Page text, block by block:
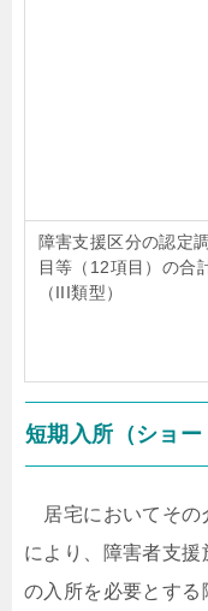
障害支援区分の認定
目等（12項目）の合
（III類型）
短期入所（ショー
居宅においてその
により、障害者支
の入所を必要とする